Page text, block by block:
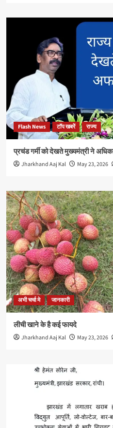
Flash News टॉप खबरें राज्य
प्रचंड गर्मी को देखते मुख्यमंत्री ने
Jharkhand Aaj Kal May 23, 2026
अभी चर्चा मे जानकारी
लीची खाने के है कई फायदे
Jharkhand Aaj Kal May 23, 2026